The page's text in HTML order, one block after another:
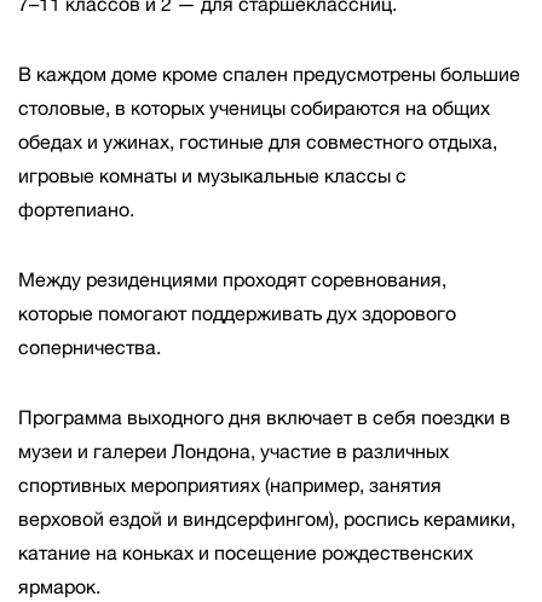
В каждом доме кроме спален предусмотрены большие
столовые, в которых ученицы собираются на общих
обедах и ужинах, гостиные для совместного отдыха,
игровые комнаты и музыкальные классы с
фортепиано.
Между резиденциями проходят соревнования,
которые помогают поддерживать дух здорового
соперничества.
Программа выходного дня включает в себя поездки в
музеи и галереи Лондона, участие в различных
спортивных мероприятиях (например, занятия
верховой ездой и виндсерфингом), роспись керамики,
катание на коньках и посещение рождественских
ярмарок.